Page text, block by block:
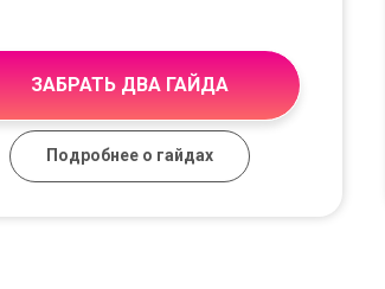
ЗАБРАТЬ ДВА ГАЙДА
Подробнее о гайдах